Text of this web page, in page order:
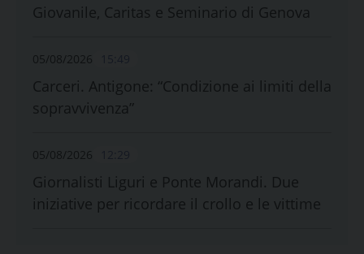
Giovanile, Caritas e Seminario di Genova
05/08/2026
Carceri. Antigone: “Condizione ai limiti della
sopravvivenza”
05/08/2026
Giornalisti Liguri e Ponte Morandi. Due
iniziative per ricordare il crollo e le vittime